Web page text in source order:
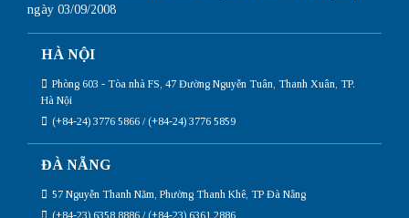
ngày 03/09/2008
HÀ NỘI
Phòng 603 - Tòa nhà FS, 47 Đường Nguyễn Tuân, Thanh Xuân, TP.
Hà Nội
(+84-24) 3776 5866 / (+84-24) 3776 5859
ĐÀ NẴNG
57 Nguyễn Thanh Năm, Phường Thanh Khê, TP Đà Nẵng